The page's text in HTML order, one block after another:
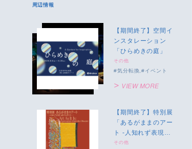
周辺情報
【期間終了】空間イ
ンスタレーション
「ひらめきの庭」
その他
気分転換 イベント
VIEW MORE
【期間終了】特別展
「あるがままのアー
ト -人知れず表現し
続ける者たち-」
その他